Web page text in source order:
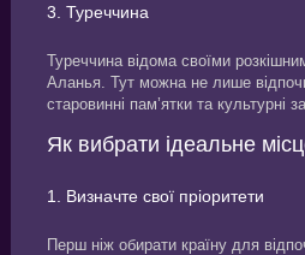
3. Туреччина
Туреччина відома своїми
Аланья. Тут можна не лише
старовинні пам’ятки та культурні
Як вибрати ідеальне
1. Визначте свої пріоритети
Перш ніж обирати країну для